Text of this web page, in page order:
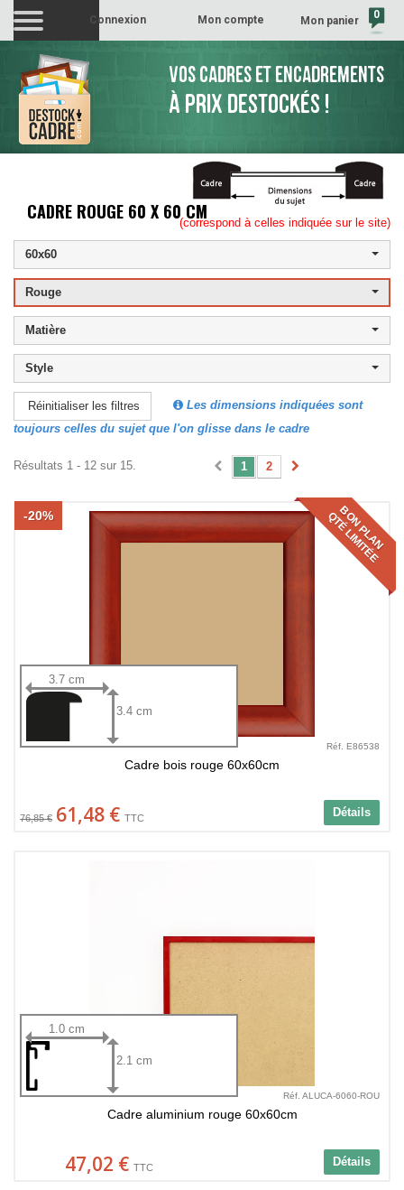
Mon panier 0
Mon compte
Connexion
VOS CADRES ET ENCADREMENTS
À PRIX DESTOCKÉS !
CADRE ROUGE 60 X 60 CM(correspond à celles indiquée sur le site)
60x60
Rouge
Matière
Style
Réinitialiser les filtres
Les dimensions indiquées sont
toujours celles du sujet que l'on glisse dans le cadre
1 2
Résultats 1 - 12 sur 15.
3.7 cm
3.4 cm
Réf. E86538
BON PLAN
QTÉ LIMITÉE
-20%
Cadre bois rouge 60x60cm
Détails
76,85 € 61,48 € TTC
1.0 cm
2.1 cm
Réf. ALUCA-6060-ROU
Cadre aluminium rouge 60x60cm
Détails
47,02 € TTC